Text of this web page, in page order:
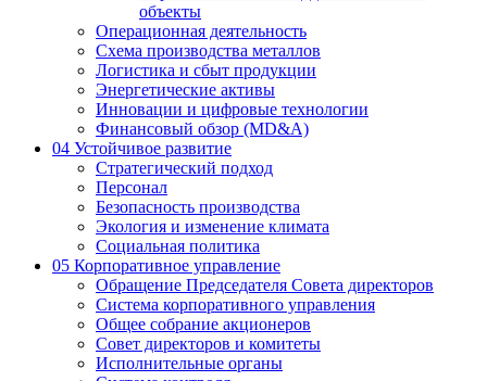
объекты
Операционная деятельность
Схема производства металлов
Логистика и сбыт продукции
Энергетические активы
Инновации и цифровые технологии
Финансовый обзор (MD&A)
04 Устойчивое развитие
Стратегический подход
Персонал
Безопасность производства
Экология и изменение климата
Социальная политика
05 Корпоративное управление
Обращение Председателя Совета директоров
Система корпоративного управления
Общее собрание акционеров
Совет директоров и комитеты
Исполнительные органы